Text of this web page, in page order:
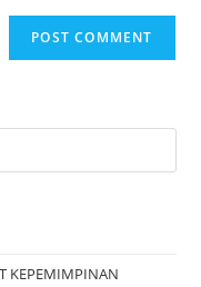
KEPEMIMPINAN